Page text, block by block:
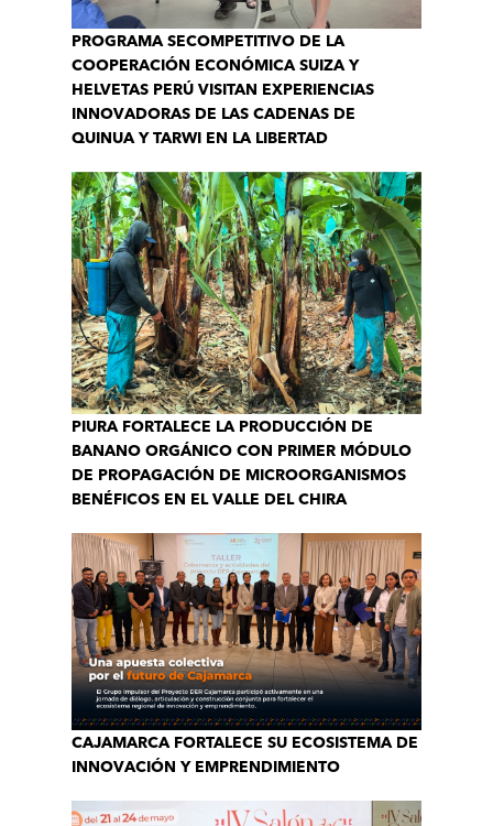
PROGRAMA SECOMPETITIVO DE LA
COOPERACIÓN ECONÓMICA SUIZA Y
HELVETAS PERÚ VISITAN EXPERIENCIAS
INNOVADORAS DE LAS CADENAS DE
QUINUA Y TARWI EN LA LIBERTAD
PIURA FORTALECE LA PRODUCCIÓN DE
BANANO ORGÁNICO CON PRIMER MÓDULO
DE PROPAGACIÓN DE MICROORGANISMOS
BENÉFICOS EN EL VALLE DEL CHIRA
CAJAMARCA FORTALECE SU ECOSISTEMA DE
INNOVACIÓN Y EMPRENDIMIENTO